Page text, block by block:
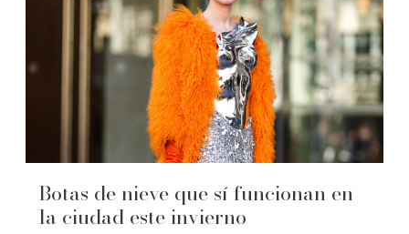
Botas de nieve que sí funcionan en
la ciudad este invierno